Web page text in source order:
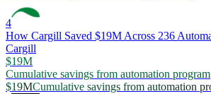
4
How Cargill Saved $19M Across 236
Cargill
$19M
Cumulative savings from automation program
$19MCumulative savings from automation